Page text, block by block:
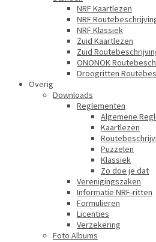
NRF Kaartlezen
NRF
NRF Klassiek
Zuid Kaartlezen
Zuid
ONONOK
Droogritten
Overig
Downloads
Reglementen
Algemene
Kaartlezen
Puzzelen
Klassiek
Zo doe je dat
Verenigingszaken
Informatie NRF-ritten
Formulieren
Licenties
Verzekering
Foto Albums